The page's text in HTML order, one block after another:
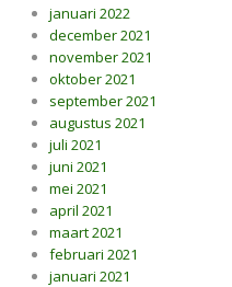
januari 2022
december 2021
november 2021
oktober 2021
september 2021
augustus 2021
juli 2021
juni 2021
mei 2021
april 2021
maart 2021
februari 2021
januari 2021